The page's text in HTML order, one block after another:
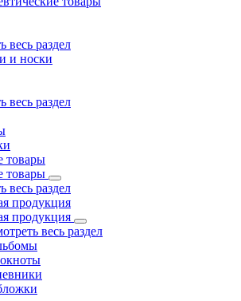
весь раздел
и носки
весь раздел
товары
товары
весь раздел
продукция
продукция
весь раздел